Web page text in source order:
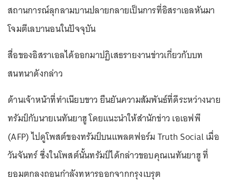
สถานการณ์ลุกลามบานปลายกลายเป็นการที่อิสราเอลหันมา
โจมตีเลบานอนในปัจจุบัน
สื่อของอิสราเอลได้ออกมาปฏิเสธรายงานข่าวเกี่ยวกับบท
สนทนาดังกล่าว
ด้านเจ้าหน้าที่ทำเนียบขาว ยืนยันความสัมพันธ์ที่ดีระหว่างนาย
ทรัมป์กับนายเนทันยาฮู โดยแนะนำให้สำนักข่าว เอเอฟพี
(AFP) ไปดูโพสต์ของทรัมป์บนแพลตฟอร์ม Truth Social เมื่อ
วันจันทร์ ซึ่งในโพสต์นั้นทรัมป์ได้กล่าวขอบคุณเนทันยาฮู ที่
ยอมตกลงถอนกำลังทหารออกจากกรุงเบรุต